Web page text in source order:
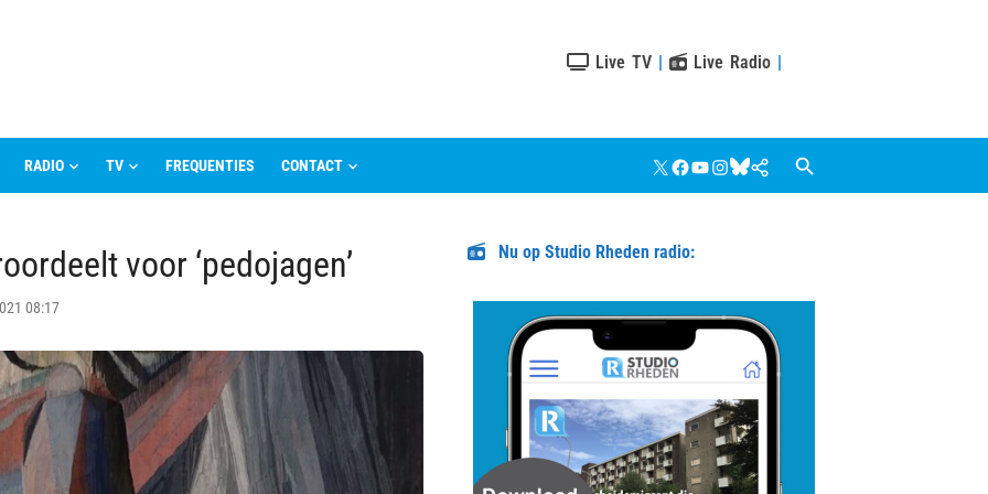
Live TV | Live Radio |
RADIO TV FREQUENTIES CONTACT X Facebook
YouTube
Instagram
Bluesky
Google
Nieuws
voor ‘pedojagen’
08:17
Nu op Studio Rheden radio: